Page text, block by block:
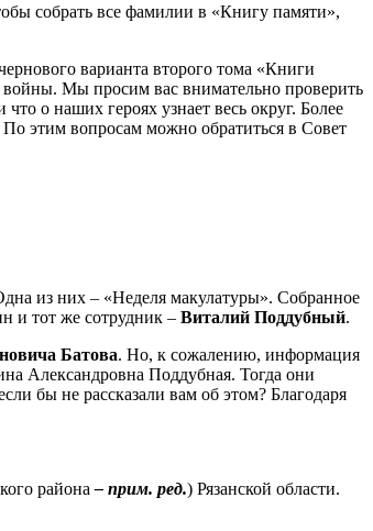
собрать все фамилии в «Книгу памяти»,
варианта второго тома «Книги
Мы просим вас внимательно проверить
о наших героях узнает весь округ. Более
этим вопросам можно обратиться в Совет
из них – «Неделя макулатуры». Собранное
и тот же сотрудник – Виталий Поддубный.
Батова. Но, к сожалению, информация
Александровна Поддубная. Тогда они
бы не рассказали вам об этом? Благодаря
района – прим. ред.) Рязанской области.